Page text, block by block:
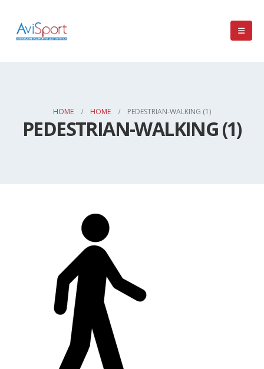
HOME HOME PEDESTRIAN-WALKING (1)
PEDESTRIAN-WALKING (1)